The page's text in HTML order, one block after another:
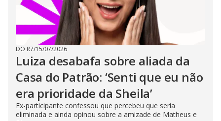
DO R7/15/07/2026
Luiza desabafa sobre aliada da
Casa do Patrão: ‘Senti que eu não
era prioridade da Sheila’
Ex-participante confessou que percebeu que seria
eliminada e ainda opinou sobre a amizade de Matheus e